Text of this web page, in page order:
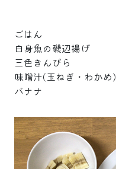
ごはん
白身魚の磯辺揚げ
三色きんぴら
味噌汁(玉ねぎ・わかめ)
バナナ